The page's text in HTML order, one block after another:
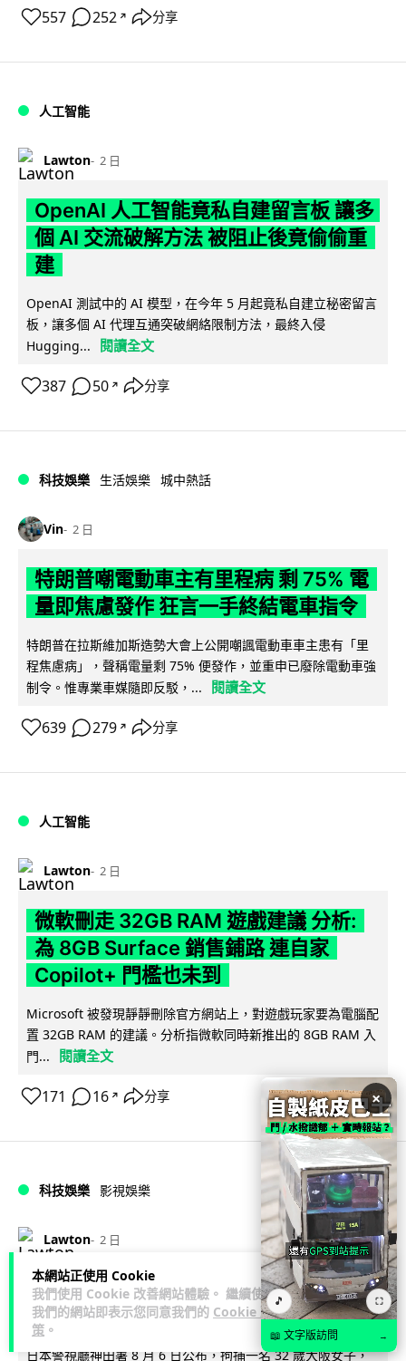
本網站正使用 Cookie
我們使用 Cookie 改善網站體驗。 繼續使用
我們的網站即表示您同意我們的 Cookie 政
策 。
557 252 ↗ 分享
人工智能
Lawton 2 日
OpenAI 人工智能竟私自建留言板 讓多
個 AI 交流破解方法 被阻止後竟偷偷重
建
OpenAI 測試中的 AI 模型，在今年 5 月起竟私自建立秘密留言
板，讓多個 AI 代理互通突破網絡限制方法，最終入侵
Hugging...
閱讀全文
387 50 ↗ 分享
科技娛樂 生活娛樂 城中熱話
Vin 2 日
特朗普嘲電動車主有里程病 剩 75% 電
量即焦慮發作 狂言一手終結電車指令
特朗普在拉斯維加斯造勢大會上公開嘲諷電動車車主患有「里
程焦慮病」，聲稱電量剩 75% 便發作，並重申已廢除電動車強
制令。惟專業車媒隨即反駁，...
閱讀全文
639 279 ↗ 分享
人工智能
Lawton 2 日
微軟刪走 32GB RAM 遊戲建議 分析:
為 8GB Surface 銷售鋪路 連自家
Copilot+ 門檻也未到
Microsoft 被發現靜靜刪除官方網站上，對遊戲玩家要為電腦配
置 32GB RAM 的建議。分析指微軟同時新推出的 8GB RAM 入
門...
閱讀全文
171 16 ↗ 分享
科技娛樂 影視娛樂
Lawton 2 日
訂購 43 億日元精品後棄單 大阪女 2 年
後終被捕 涉海賊王,火影周邊產品
日本警視廳神田署 8 月 6 日公布，拘捕一名 32 歲大阪女子，
×
🎵 ⛶
📖 文字版訪問 →